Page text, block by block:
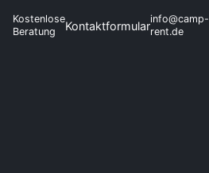
Kostenlose
Beratung
Kontaktformularinfo@camp-
rent.de